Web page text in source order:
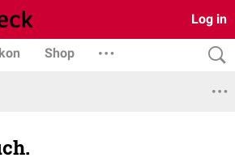
Log in
Shop